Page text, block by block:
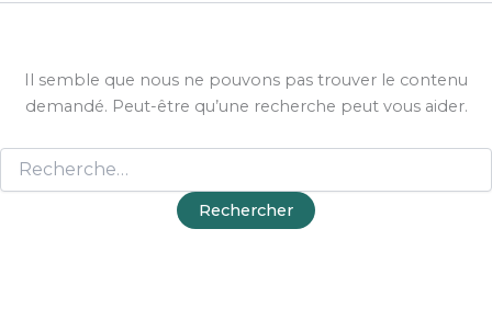
Il semble que nous ne pouvons pas trouver le contenu
demandé. Peut-être qu’une recherche peut vous aider.